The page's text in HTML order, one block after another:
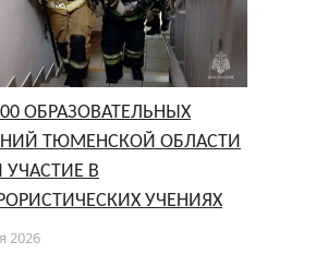
ОБРАЗОВАТЕЛЬНЫХ
ТЮМЕНСКОЙ ОБЛАСТИ
В
УЧЕНИЯХ
2026